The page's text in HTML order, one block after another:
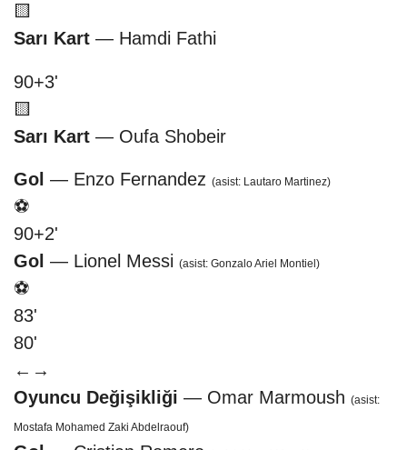
🟨
Sarı Kart — Hamdi Fathi
90+3'
🟨
Sarı Kart — Oufa Shobeir
Gol — Enzo Fernandez (asist: Lautaro Martinez)
⚽
90+2'
Gol — Lionel Messi (asist: Gonzalo Ariel Montiel)
⚽
83'
80'
← →
Oyuncu Değişikliği — Omar Marmoush (asist:
Mostafa Mohamed Zaki Abdelraouf)